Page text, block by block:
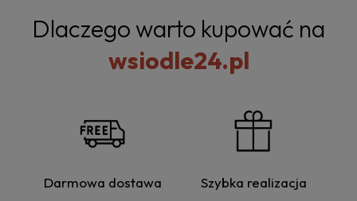
Dlaczego warto kupować na
wsiodle24.pl
Darmowa dostawa Szybka realizacja